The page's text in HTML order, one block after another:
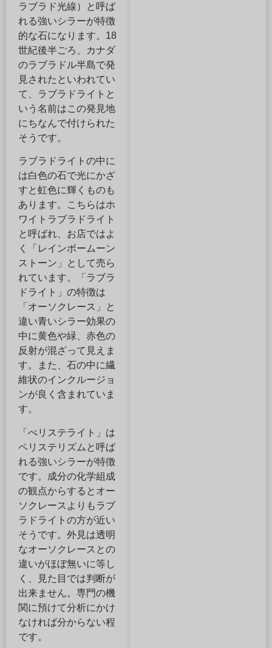
ラブラド光線）と呼ば
れる強いシラーが特徴
的な石になります。18
世紀後半ごろ、カナダ
のラブラドル半島で発
見されたといわれてい
て、ラブラドライト​と
いう名前はこの発見地
にちなんで付けられた
そうです。
ラブラドライトの中に
は白色の石で光にかざ
すと虹色に輝くものも
あります。こちらはホ
ワイトラブラドライト
と呼ばれ、お店ではよ
く「レインボームーン
ストーン」として売ら
れています。「ラブラ
ドライト」の特徴は
「オーソクレース」と
違い青いシラー効果の
中に黄色や緑、赤色の
反射が混ざって見えま
す。また、石の中に繊
維状のインクルージョ
ンが良く含まれていま
す。
「ぺリステライト」は
ペリステリズムと呼ば
れる強いシラーが特徴
です。成分の化学組成
の観点からするとオー
ソクレースよりもラブ
ラドライトの方が近い
そうです。外見は透明
なオーソクレースとの
違いがほぼ無いに等し
く、見た目では判断が
出来ません。専門の機
関に預けて分析にかけ
なければ分からない程
です。